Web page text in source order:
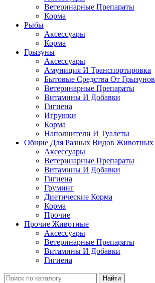
Ветеринарные Препараты
Корма
Рыбы
Аксессуары
Корма
Грызуны
Аксессуары
Амуниция И Транспортировка
Бытовые Средства От Грызунов
Ветеринарные Препараты
Витамины И Добавки
Гигиена
Игрушки
Корма
Наполнители И Туалеты
Общие Для Разных Видов Животных
Аксессуары
Ветеринарные Препараты
Витамины И Добавки
Гигиена
Груминг
Диетические Корма
Корма
Прочие
Прочие Животные
Аксессуары
Ветеринарные Препараты
Витамины И Добавки
Гигиена
Найти